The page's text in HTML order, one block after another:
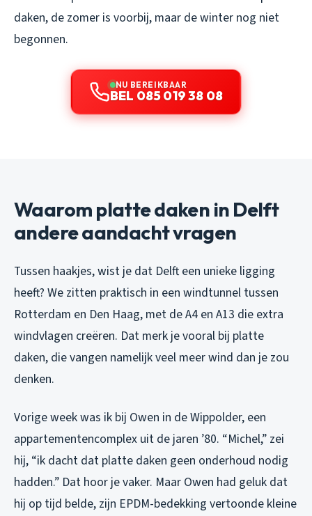
daken, de zomer is voorbij, maar de winter nog niet
begonnen.
NU BEREIKBAAR
BEL 085 019 38 08
Waarom platte daken in Delft
andere aandacht vragen
Tussen haakjes, wist je dat Delft een unieke ligging
heeft? We zitten praktisch in een windtunnel tussen
Rotterdam en Den Haag, met de A4 en A13 die extra
windvlagen creëren. Dat merk je vooral bij platte
daken, die vangen namelijk veel meer wind dan je zou
denken.
Vorige week was ik bij Owen in de Wippolder, een
appartementencomplex uit de jaren ’80. “Michel,” zei
hij, “ik dacht dat platte daken geen onderhoud nodig
hadden.” Dat hoor je vaker. Maar Owen had geluk dat
hij op tijd belde, zijn EPDM-bedekking vertoonde kleine